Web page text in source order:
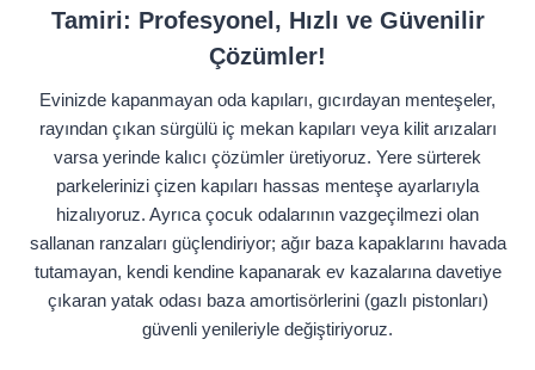
Tamiri: Profesyonel, Hızlı ve Güvenilir
Çözümler!
Evinizde kapanmayan oda kapıları, gıcırdayan menteşeler,
rayından çıkan sürgülü iç mekan kapıları veya kilit arızaları
varsa yerinde kalıcı çözümler üretiyoruz. Yere sürterek
parkelerinizi çizen kapıları hassas menteşe ayarlarıyla
hizalıyoruz. Ayrıca çocuk odalarının vazgeçilmezi olan
sallanan ranzaları güçlendiriyor; ağır baza kapaklarını havada
tutamayan, kendi kendine kapanarak ev kazalarına davetiye
çıkaran yatak odası baza amortisörlerini (gazlı pistonları)
güvenli yenileriyle değiştiriyoruz.